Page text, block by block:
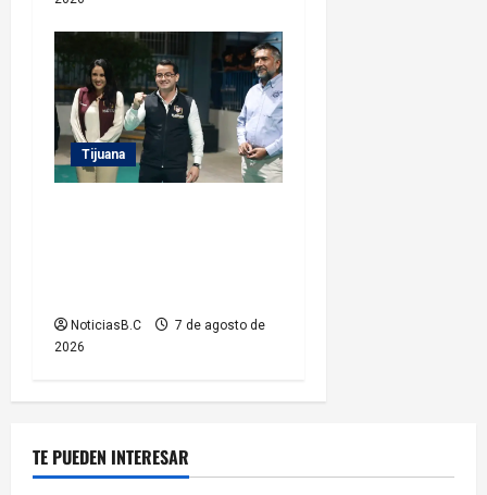
Tijuana
NoticiasB.C
7 de agosto de
2026
TE PUEDEN INTERESAR